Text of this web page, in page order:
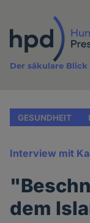
Inhalt
Der säkulare Blick
GESUNDHEIT
Interview mit
dem